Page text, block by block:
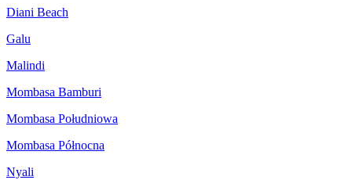
Diani Beach
Galu
Malindi
Mombasa Bamburi
Mombasa Południowa
Mombasa Północna
Nyali